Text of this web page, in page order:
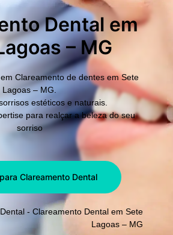
Dental em
– MG
Clareamento de dentes em Sete
Lagoas – MG.
estéticos e naturais.
para realçar a beleza do seu
sorriso
Clareamento Dental
- Clareamento Dental em Sete
Lagoas – MG